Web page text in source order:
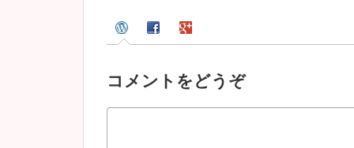
コメントをどうぞ